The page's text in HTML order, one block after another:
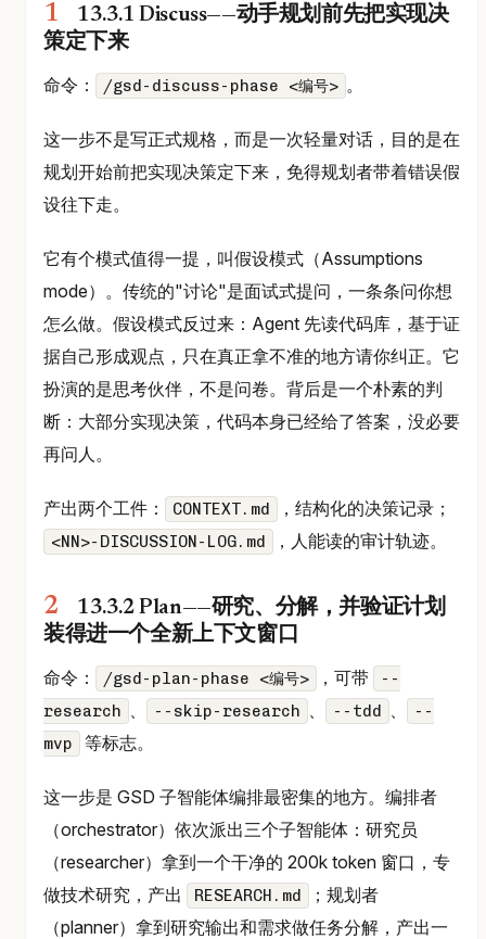
13.3.1 Discuss——动手规划前先把实现决
策定下来
命令：
/gsd-discuss-phase <编号> 。
这一步不是写正式规格，而是一次轻量对话，目的是在
规划开始前把实现决策定下来，免得规划者带着错误假
设往下走。
它有个模式值得一提，叫假设模式（Assumptions
mode）。传统的"讨论"是面试式提问，一条条问你想
怎么做。假设模式反过来：Agent 先读代码库，基于证
据自己形成观点，只在真正拿不准的地方请你纠正。它
扮演的是思考伙伴，不是问卷。背后是一个朴素的判
断：大部分实现决策，代码本身已经给了答案，没必要
再问人。
产出两个工件： CONTEXT.md ，结构化的决策记录；
<NN>-DISCUSSION-LOG.md ，人能读的审计轨迹。
13.3.2 Plan——研究、分解，并验证计划
装得进一个全新上下文窗口
命令：
/gsd-plan-phase <编号> ，可带
--
research
--skip-research --tdd
--
mvp
等标志。
这一步是 GSD 子智能体编排最密集的地方。编排者
（orchestrator）依次派出三个子智能体：研究员
（researcher）拿到一个干净的 200k token 窗口，专
做技术研究，产出
RESEARCH.md
；规划者
（planner）拿到研究输出和需求做任务分解，产出一